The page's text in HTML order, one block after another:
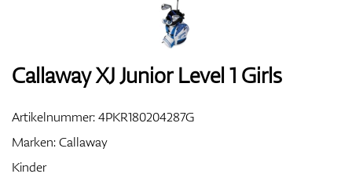
Bags
Callaway XJ Junior Level 1 Girls
Artikelnummer:4PKR180204287G
Marken:Callaway
Kinder